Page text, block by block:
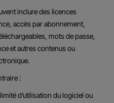
inclure des licences
accès par abonnement,
mots de passe,
et autres contenus ou
:
d’utilisation du logiciel ou